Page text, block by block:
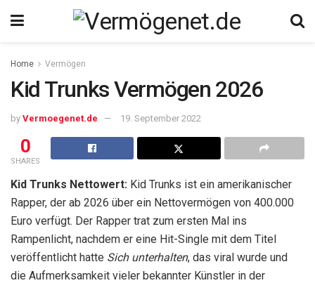
Home Vermögen
Kid Trunks Vermögen 2026
by Vermoegenet.de 19. September 2022
0
SHARES
Kid Trunks Nettowert: Kid Trunks ist ein amerikanischer
Rapper, der ab 2026 über ein Nettovermögen von 400.000
Euro verfügt. Der Rapper trat zum ersten Mal ins
Rampenlicht, nachdem er eine Hit-Single mit dem Titel
veröffentlicht hatte Sich unterhalten, das viral wurde und
die Aufmerksamkeit vieler bekannter Künstler in der